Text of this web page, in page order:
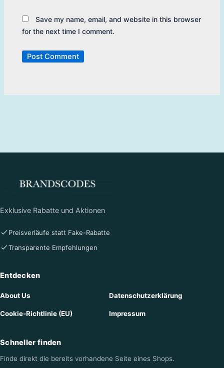
Save my name, email, and website in this browser
for the next time I comment.
Exklusive Rabatte und Aktionen
Preisverläufe statt Fake-Rabatte
Transparente Empfehlungen
Entdecken
About Us Datenschutzerklärung
Cookie-Richtlinie (EU) Impressum
Schneller finden
Finde direkt die bereits vorhandene Seite eines Shops.